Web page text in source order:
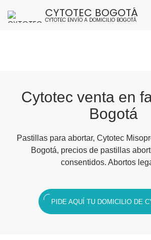
CYTOTEC BOGOTÁ
CYTOTEC ENVÍO A DOMICILIO BOGOTÁ
Cytotec venta en
Bogotá
Pastillas para abortar, Cytotec
Bogotá, precios de pastillas
consentidos. Abortos
PIDE AQUÍ TU DOMICILIO DE